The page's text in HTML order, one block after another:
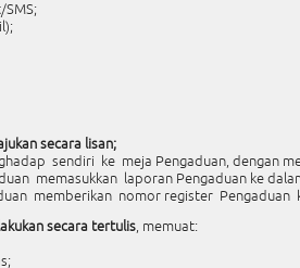
SMS;
secara lisan;
sendiri ke meja Pengaduan, dengan
memasukkan laporan Pengaduan ke
memberikan nomor register
secara tertulis, memuat: